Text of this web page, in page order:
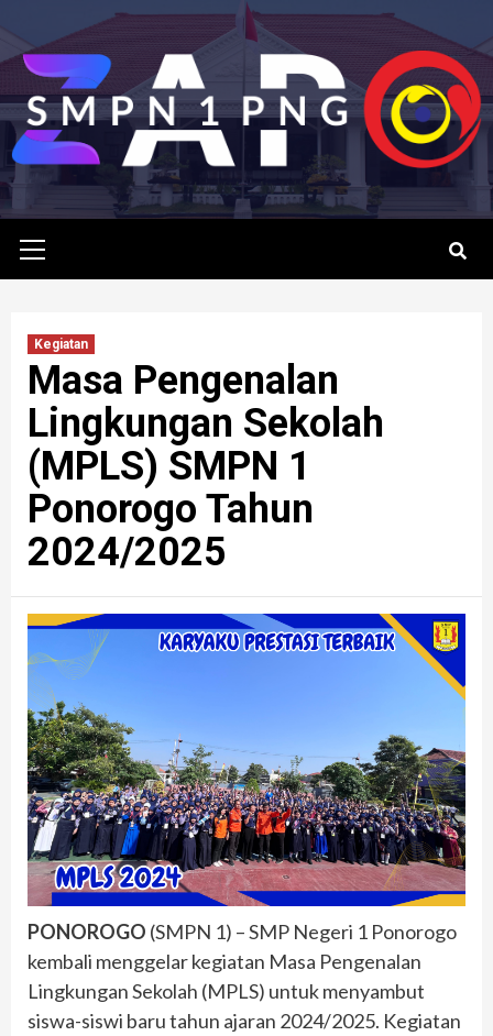
content
Menu
Kegiatan
Masa Pengenalan
Lingkungan Sekolah
(MPLS) SMPN 1
Ponorogo Tahun
2024/2025
PONOROGO (SMPN 1) – SMP Negeri 1 Ponorogo
kembali menggelar kegiatan Masa Pengenalan
Lingkungan Sekolah (MPLS) untuk menyambut
siswa-siswi baru tahun ajaran 2024/2025. Kegiatan